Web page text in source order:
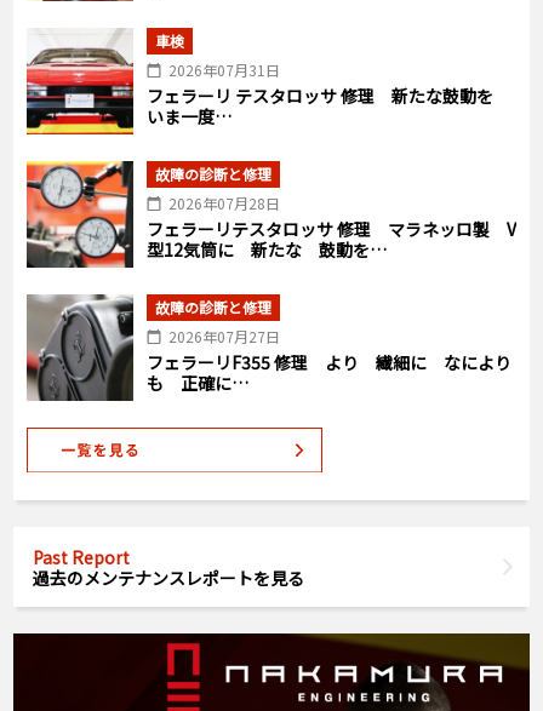
車検
2026年07月31日
フェラーリ テスタロッサ 修理 新たな鼓動を
いま一度…
故障の診断と修理
2026年07月28日
フェラーリテスタロッサ 修理 マラネッロ製 V
型12気筒に 新たな 鼓動を…
故障の診断と修理
2026年07月27日
フェラーリF355 修理 より 繊細に なにより
も 正確に…
Past Report
過去のメンテナンスレポートを見る